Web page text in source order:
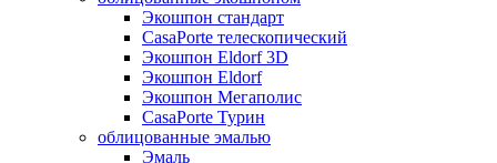
Экошпон стандарт
CasaPorte телескопический
Экошпон Eldorf 3D
Экошпон Eldorf
Экошпон Мегаполис
CasaPorte Турин
облицованные эмалью
Эмаль